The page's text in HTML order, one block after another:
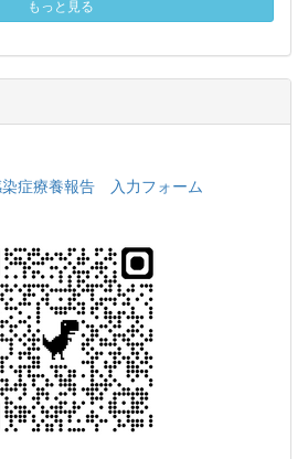
もっと見る
染症療養報告 入力フォーム